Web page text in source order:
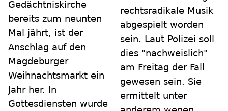
Gedächtniskirche
bereits zum neunten
Mal jährt, ist der
Anschlag auf den
Magdeburger
Weihnachtsmarkt ein
Jahr her. In
Gottesdiensten wurde
rechtsradikale Musik
abgespielt worden
sein. Laut Polizei soll
dies "nachweislich"
am Freitag der Fall
gewesen sein. Sie
ermittelt unter